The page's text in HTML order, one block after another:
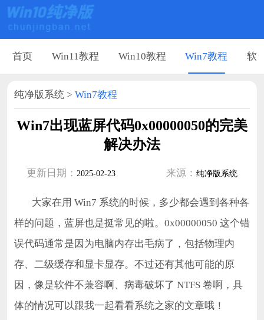
首页 Win11教程 Win10教程 Win7教程 软
纯净版系统 > Win7教程
Win7出现蓝屏代码0x00000050的完美
解决办法
更新日期： 2025-02-23 来源：纯净版系统
大家在用 Win7 系统的时候，多少都会遇到各种各
样的问题，蓝屏也是挺常见的啦。0x00000050 这个错
误代码通常是因为电脑内存出毛病了，包括物理内
存、二级缓存和显卡显存。不过还有其他可能的原
因，像是软件不兼容啊、病毒破坏了 NTFS 卷啊，具
体的情况可以跟我一起看看系统之家的文章哦！